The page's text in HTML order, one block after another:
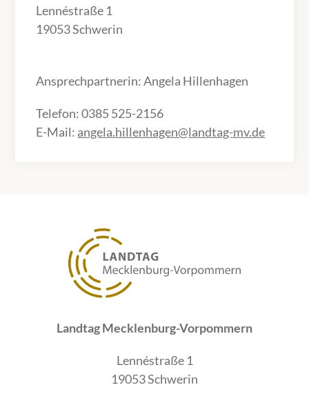
Lennéstraße 1
19053 Schwerin
Ansprechpartnerin: Angela Hillenhagen
Telefon: 0385 525-2156
E-Mail: angela.hillenhagen@landtag-mv.de
Landtag Mecklenburg-Vorpommern
Lennéstraße 1
19053 Schwerin